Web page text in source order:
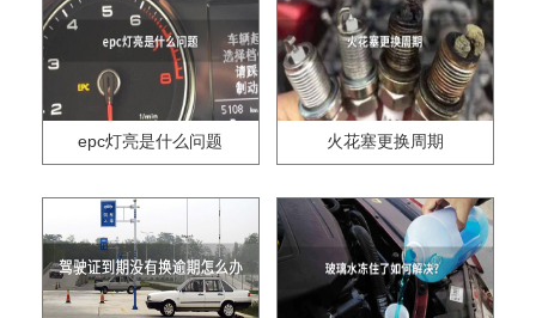
epc灯亮是什么问题 火花塞更换周期